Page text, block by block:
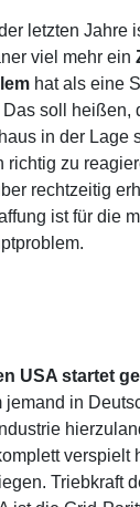
letzten Jahre
viel mehr ein
hat als eine
soll heißen,
in der Lage
richtig zu
rechtzeitig
ist für die
USA startet
jemand in
verspielt
Triebkraft